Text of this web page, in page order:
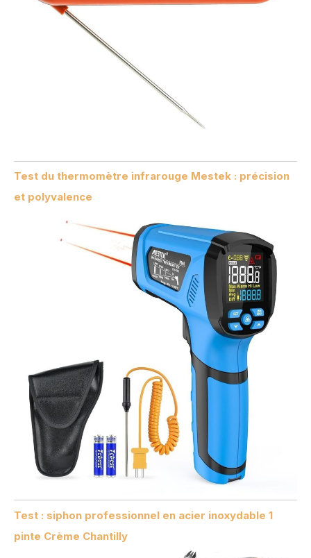
Test du thermomètre infrarouge Mestek : précision
et polyvalence
Test : siphon professionnel en acier inoxydable 1
pinte Crème Chantilly